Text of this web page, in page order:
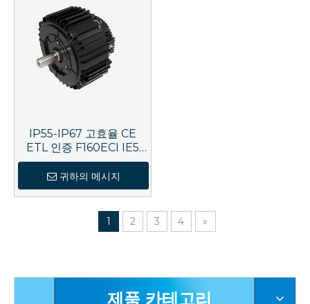
IP55-IP67 고효율 CE
ETL 인증 F160ECI IE5
EC 모터
귀하의 메시지
1 2 3 4 »
제품 카테고리